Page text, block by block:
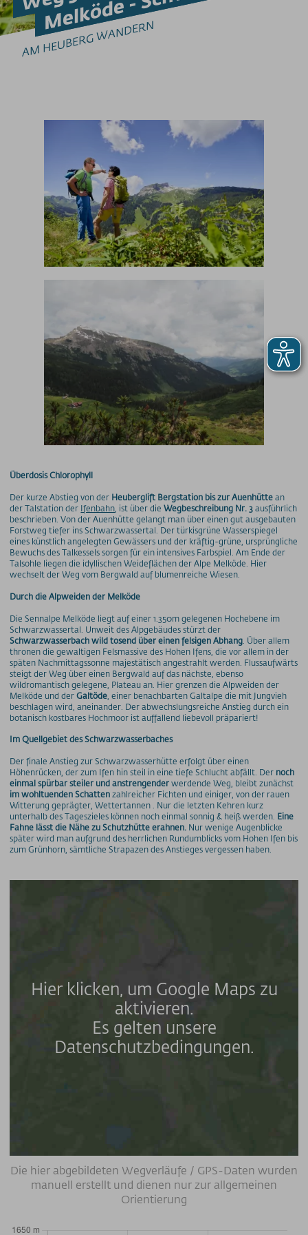
Tipps zum Klettersteig-Gehen
GLEITSCHIRMFLIEGEN
Erlebnis & Spaß
Bergbahnen
Weitere Infos
SOS / Notfallnummern
AM HEUBERG WANDERN
Überdosis Chlorophyll
Der kurze Abstieg von der Heuberglift Bergstation bis zur Auenhüttean
der Talstation der Ifenbahn , ist über dieWegbeschreibung Nr. 3ausführlich
beschrieben. Von der Auenhütte gelangt man über einen gut ausgebauten
Forstweg tiefer ins Schwarzwassertal. Der türkisgrüne Wasserspiegel
eines künstlich angelegten Gewässers und der kräftig-grüne, ursprüngliche
Bewuchs des Talkessels sorgen für ein intensives Farbspiel. Am Ende der
Talsohle liegen die idyllischen Weideflächen der Alpe Melköde. Hier
wechselt der Weg vom Bergwald auf blumenreiche Wiesen.
Durch die Alpweiden der Melköde
Die Sennalpe Melköde liegt auf einer 1.350m gelegenen Hochebene im
Schwarzwassertal. Unweit des Alpgebäudes stürzt der
Schwarzwasserbach wild tosend über einen felsigen Abhang . Über allem
thronen die gewaltigen Felsmassive des Hohen Ifens, die vor allem in der
späten Nachmittagssonne majestätisch angestrahlt werden. Flussaufwärts
steigt der Weg über einen Bergwald auf das nächste, ebenso
wildromantisch gelegene, Plateau an. Hier grenzen die Alpweiden der
Melköde und derGaltöde , einer benachbarten Galtalpe die mit Jungvieh
beschlagen wird, aneinander. Der abwechslungsreiche Anstieg durch ein
botanisch kostbares Hochmoor ist auffallend liebevoll präpariert!
Im Quellgebiet des Schwarzwasserbaches
Der finale Anstieg zur Schwarzwasserhütte erfolgt über einen
Höhenrücken, der zum Ifen hin steil in eine tiefe Schlucht abfällt. Der noch
einmal spürbar steiler und anstrengenderwerdende Weg, bleibt zunächst
im wohltuenden Schattenzahlreicher Fichten und einiger, von der rauen
Witterung geprägter, Wettertannen . Nur die letzten Kehren kurz
unterhalb des Tageszieles können noch einmal sonnig & heiß werden. Eine
Fahne lässt die Nähe zu Schutzhütte erahnen. Nur wenige Augenblicke
später wird man aufgrund des herrlichen Rundumblicks vom Hohen Ifen bis
zum Grünhorn, sämtliche Strapazen des Anstieges vergessen haben.
Hier klicken, um Google Maps zu
aktivieren.
Es gelten unsere
Datenschutzbedingungen.
Die hier abgebildeten Wegverläufe / GPS-Daten wurden
manuell erstellt und dienen nur zur allgemeinen
Orientierung